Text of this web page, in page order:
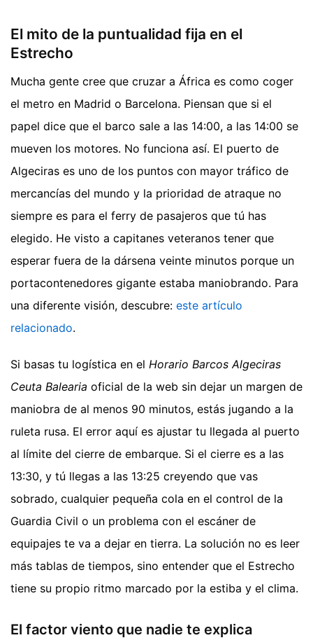
El mito de la puntualidad fija en el
Estrecho
Mucha gente cree que cruzar a África es como coger
el metro en Madrid o Barcelona. Piensan que si el
papel dice que el barco sale a las 14:00, a las 14:00 se
mueven los motores. No funciona así. El puerto de
Algeciras es uno de los puntos con mayor tráfico de
mercancías del mundo y la prioridad de atraque no
siempre es para el ferry de pasajeros que tú has
elegido. He visto a capitanes veteranos tener que
esperar fuera de la dársena veinte minutos porque un
portacontenedores gigante estaba maniobrando. Para
una diferente visión, descubre: este artículo
relacionado.
Si basas tu logística en el Horario Barcos Algeciras
Ceuta Balearia oficial de la web sin dejar un margen de
maniobra de al menos 90 minutos, estás jugando a la
ruleta rusa. El error aquí es ajustar tu llegada al puerto
al límite del cierre de embarque. Si el cierre es a las
13:30, y tú llegas a las 13:25 creyendo que vas
sobrado, cualquier pequeña cola en el control de la
Guardia Civil o un problema con el escáner de
equipajes te va a dejar en tierra. La solución no es leer
más tablas de tiempos, sino entender que el Estrecho
tiene su propio ritmo marcado por la estiba y el clima.
El factor viento que nadie te explica